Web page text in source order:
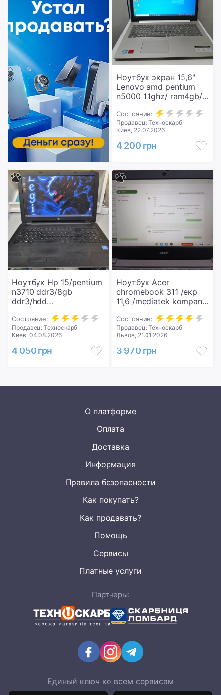
Ноутбук экран 15,6"
Lenovo amd pentium
n5000 1,1ghz/ ram4gb/
2gb/1366x768
Состояние:
Продавец: Техноскарб
Киев, 22.07.2026
4 200 грн
Ноутбук Hp 15/pentium
n3710 ddr3/8gb
ddr3/hdd
gb/*інтегрована
Состояние:
Продавец: Техноскарб
Киев, 04.08.2026
4 050 грн
Ноутбук Acer
chromebook 311 /екр
11,6 /mediatek kompanio
/mediatek integrated
graphics
Состояние:
Продавец: Техноскарб
Львов, 21.01.2026
3 970 грн
О платформе
Оплата
Доставка
Информация
Правила безопасности
Как покупать?
Как продавать?
Помощь
Сервисы
Платные услуги
Партнеры:
Единый ключ ко всем сервисам